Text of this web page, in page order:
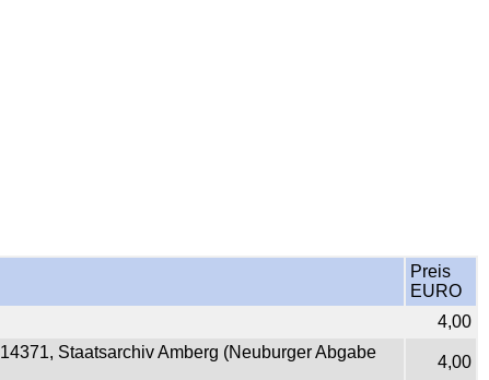
Preis
EURO
4,00
Staatsarchiv Amberg (Neuburger Abgabe
4,00